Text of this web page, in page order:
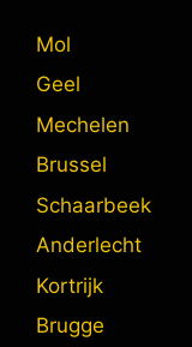
Mol
Geel
Mechelen
Brussel
Schaarbeek
Anderlecht
Kortrijk
Brugge